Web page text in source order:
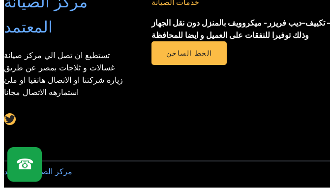
المعتمد
تستطيع ان تصل الي مركز صيانة
غسالات و ثلاجات بمصر عن طريق
زياره شركتنا او الاتصال هاتفيا او ملئ
استمارهه الاتصال مجانا
Twitter
خدمات الصيانة
– تكييف–ديب فريزر- ميكروويف بالمنزل دون نقل الجهاز
وذلك توفيرا للنفقات على العميل و ايضا للمحافظة
الخط الساخن
مركز الصيانة المعتمد
☎